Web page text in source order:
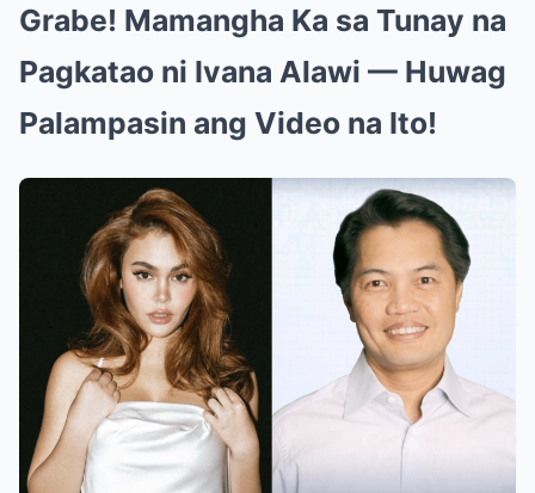
Grabe! Mamangha Ka sa Tunay na
Pagkatao ni Ivana Alawi — Huwag
Palampasin ang Video na Ito!